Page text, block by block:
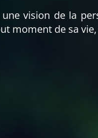
une vision de la
moment de sa